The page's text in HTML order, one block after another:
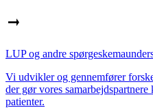
LUP og andre
Vi udvikler og gennemfører
der gør vores
patienter.